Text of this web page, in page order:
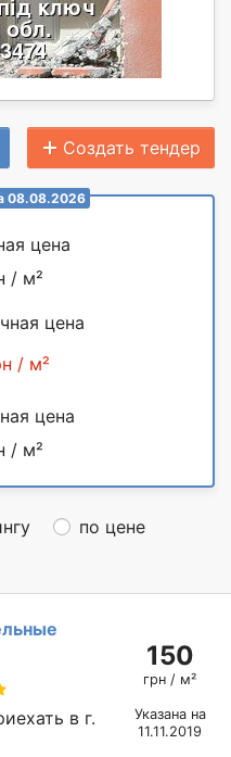
Создать тендер
08.08.2026
цена
/ м²
цена
/ м²
цена
/ м²
по цене
в г.
150
грн / м²
Указана на
11.11.2019